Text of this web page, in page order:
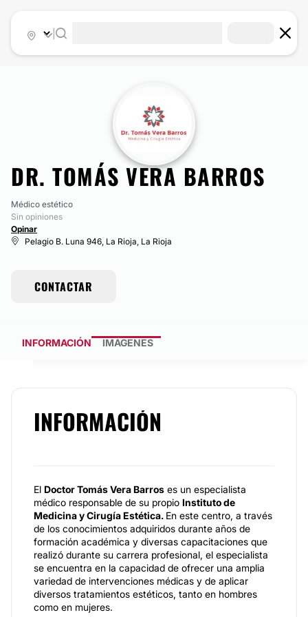
DR. TOMÁS VERA BARROS
Médico estético
Sin opiniones
Opinar
Pelagio B. Luna 946, La Rioja, La Rioja
CONTACTAR
INFORMACIÓN IMÁGENES
INFORMACIÓN
El Doctor Tomás Vera Barros es un especialista
médico responsable de su propio Instituto de
Medicina y Cirugía Estética. En este centro, a través
de los conocimientos adquiridos durante años de
formación académica y diversas capacitaciones que
realizó durante su carrera profesional, el especialista
se encuentra en la capacidad de ofrecer una amplia
variedad de intervenciones médicas y de aplicar
diversos tratamientos estéticos, tanto en hombres
como en mujeres.